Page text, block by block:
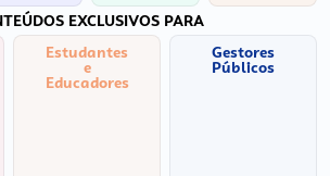
EXCLUSIVOS PARA
Estudantes
e
Educadores
Gestores
Públicos